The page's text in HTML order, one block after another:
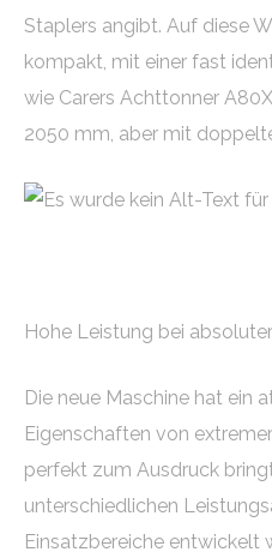
Staplers angibt. Auf diese
kompakt, mit einer fast
wie Carers Achttonner
2050 mm, aber mit
Hohe Leistung bei
Die neue Maschine hat ein
Eigenschaften von
perfekt zum Ausdruck
unterschiedlichen
Einsatzbereiche entwickelt